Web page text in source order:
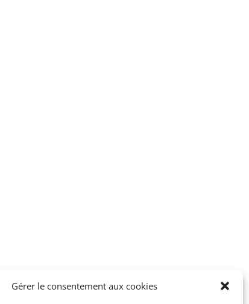
Gérer le consentement aux cookies